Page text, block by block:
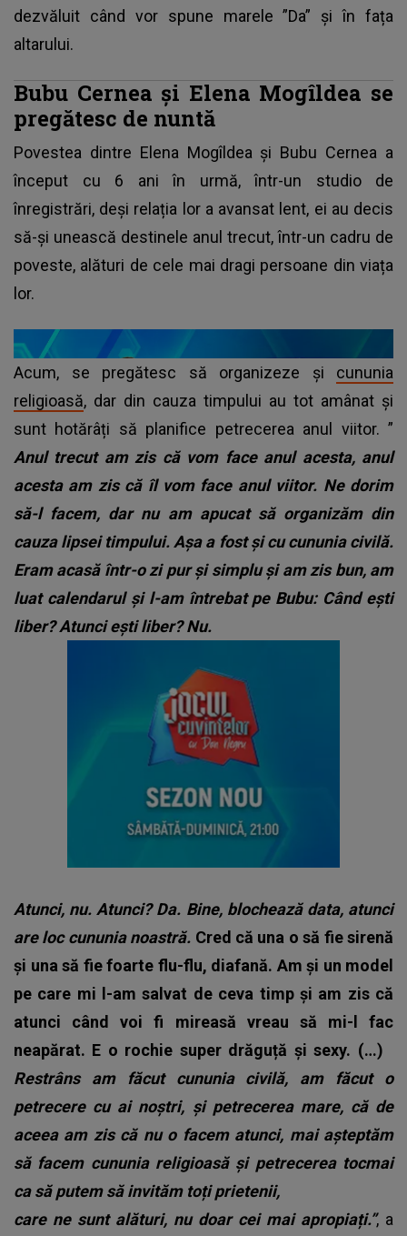
dezvăluit când vor spune marele ”Da” și în fața
altarului.
Bubu Cernea și Elena Mogîldea se
pregătesc de nuntă
Povestea dintre Elena Mogîldea și Bubu Cernea a
început cu 6 ani în urmă, într-un studio de
înregistrări, deși relația lor a avansat lent, ei au decis
să-și unească destinele anul trecut, într-un cadru de
poveste, alături de cele mai dragi persoane din viața
lor.
Acum, se pregătesc să organizeze și cununia
religioasă, dar din cauza timpului au tot amânat și
sunt hotărâți să planifice petrecerea anul viitor. ”
Anul trecut am zis că vom face anul acesta, anul
acesta am zis că îl vom face anul viitor. Ne dorim
să-l facem, dar nu am apucat să organizăm din
cauza lipsei timpului. Așa a fost și cu cununia civilă.
Eram acasă într-o zi pur și simplu și am zis bun, am
luat calendarul și l-am întrebat pe Bubu: Când ești
liber? Atunci ești liber? Nu.
Atunci, nu. Atunci? Da. Bine, blochează data, atunci
are loc cununia noastră. Cred că una o să fie sirenă
și una să fie foarte flu-flu, diafană. Am și un model
pe care mi l-am salvat de ceva timp și am zis că
atunci când voi fi mireasă vreau să mi-l fac
neapărat. E o rochie super drăguță și sexy. (…)
Restrâns am făcut cununia civilă, am făcut o
petrecere cu ai noștri, și petrecerea mare, că de
aceea am zis că nu o facem atunci, mai așteptăm
să facem cununia religioasă și petrecerea tocmai
ca să putem să invităm toți prietenii,
care ne sunt alături, nu doar cei mai apropiați.”, a